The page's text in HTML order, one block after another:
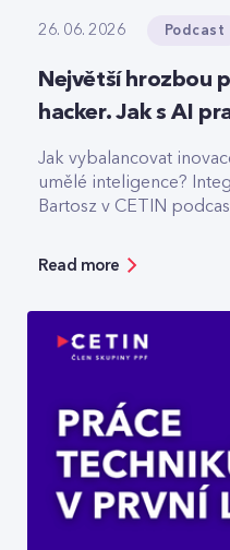
26. 06. 2026 Podcast
Největší hrozbou
hacker. Jak s AI
Jak vybalancovat
umělé inteligence?
Bartosz v CETIN
bezpečnosti, ale
Read more